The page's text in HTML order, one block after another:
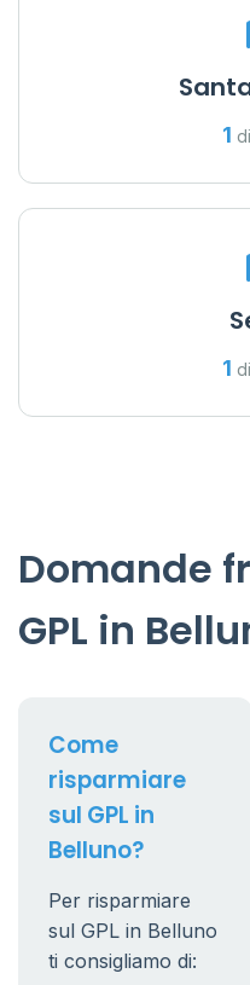
1
1
Domande
GPL in
Come
risparmiare
sul GPL in
Belluno?
Per risparmiare
sul GPL in Belluno
ti consigliamo di: